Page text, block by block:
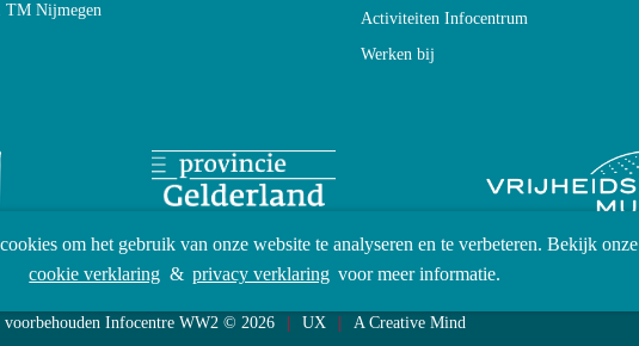
om het gebruik van onze website te analyseren en te verbeteren. Bekijk onze
cookie verklaring & privacy verklaring voor meer informatie.
TM Nijmegen
Activiteiten Infocentrum
Werken bij
voorbehouden Infocentre WW2 © 2026 UX A Creative Mind